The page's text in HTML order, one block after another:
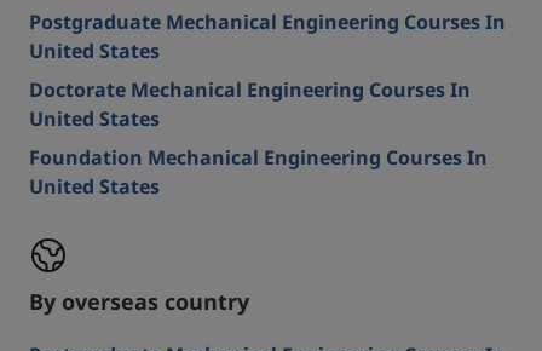
Postgraduate Mechanical Engineering Courses In
United States
Doctorate Mechanical Engineering Courses In
United States
Foundation Mechanical Engineering Courses In
United States
By overseas country